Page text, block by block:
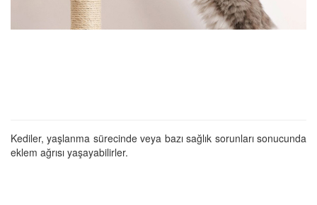
Kediler, yaşlanma sürecinde veya bazı sağlık sorunları sonucunda
eklem ağrısı yaşayabilirler.